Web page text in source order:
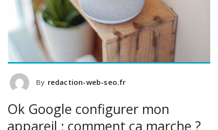
By redaction-web-seo.fr
Ok Google configurer mon
appareil : comment ça marche ?